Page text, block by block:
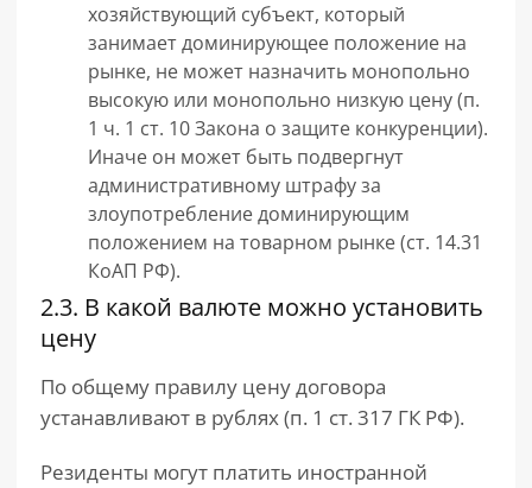
хозяйствующий субъект, который
занимает доминирующее положение на
рынке, не может назначить монопольно
высокую или монопольно низкую цену (п.
1 ч. 1 ст. 10 Закона о защите конкуренции).
Иначе он может быть подвергнут
административному штрафу за
злоупотребление доминирующим
положением на товарном рынке (ст. 14.31
КоАП РФ).
2.3. В какой валюте можно установить
цену
По общему правилу цену договора
устанавливают в рублях (п. 1 ст. 317 ГК РФ).
Резиденты могут платить иностранной